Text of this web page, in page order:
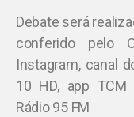
Debate será
conferido pelo
Instagram, canal
10 HD, app TCM
Rádio 95 FM